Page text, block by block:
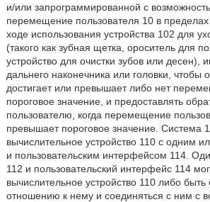
и/или запрограммированной с
перемещение пользователя 10 в пределах
ходе использования устройства 102 для
(такого как зубная щетка, ороситель для
устройство для очистки зубов или десен),
дальнего наконечника или головки, чтобы
достигает или превышает либо нет
пороговое значение, и предоставлять
пользователю, когда перемещение
превышает пороговое значение. Система
вычислительное устройство 110 с одним
и пользовательским интерфейсом 114.
112 и пользовательский интерфейс 114
вычислительное устройство 110 либо
отношению к нему и соединяться с ним с